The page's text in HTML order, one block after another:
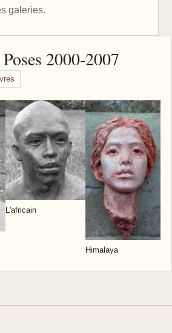
galeries.
2000-2007
L'africain
Himalaya